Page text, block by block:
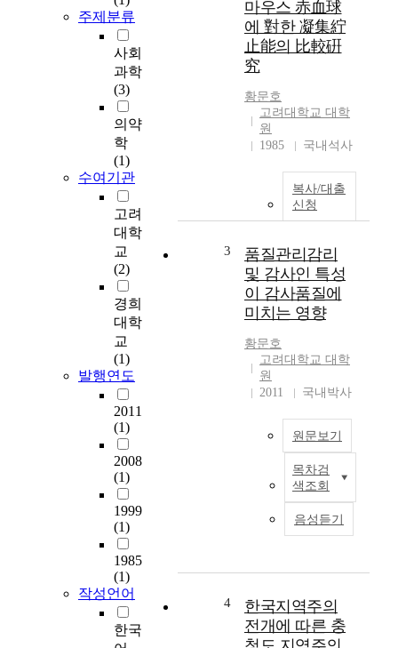
주제분류
사회
과학
(3)
의약
학
(1)
수여기관
고려
대학
교
(2)
경희
대학
교
(1)
발행연도
2011
(1)
2008
(1)
1999
(1)
1985
(1)
작성언어
한국
들
마우스 赤血球
에 對한 凝集紵
止能의 比較硏
究
황문호
고려대학교 대학
원
1985
국내석사
복사/대출
신청
3
품질관리감리
및 감사인 특성
이 감사품질에
미치는 영향
황문호
고려대학교 대학
원
2011
국내박사
원문보기
목차검
색조회
음성듣기
4
한국지역주의
전개에 따른 충